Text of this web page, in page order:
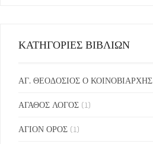
ΚΑΤΗΓΟΡΙΕΣ ΒΙΒΛΙΩΝ
ΑΓ. ΘΕΟΔΟΣΙΟΣ Ο ΚΟΙΝΟΒΙΑΡΧΗΣ
ΑΓΑΘΟΣ ΛΟΓΟΣ (1)
ΑΓΙΟΝ ΟΡΟΣ (1)